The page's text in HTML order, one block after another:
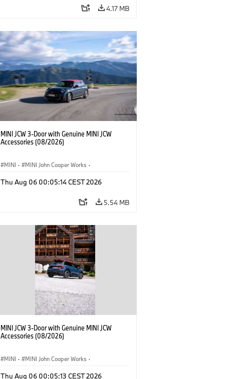
4.17 MB
MINI JCW 3-Door with Genuine MINI JCW
Accessories (08/2026)
MINI · MINI John Cooper Works ·
Optional Extras, Accessories
Thu Aug 06 00:05:14 CEST 2026
5.54 MB
MINI JCW 3-Door with Genuine MINI JCW
Accessories (08/2026)
MINI · MINI John Cooper Works ·
Thu Aug 06 00:05:13 CEST 2026